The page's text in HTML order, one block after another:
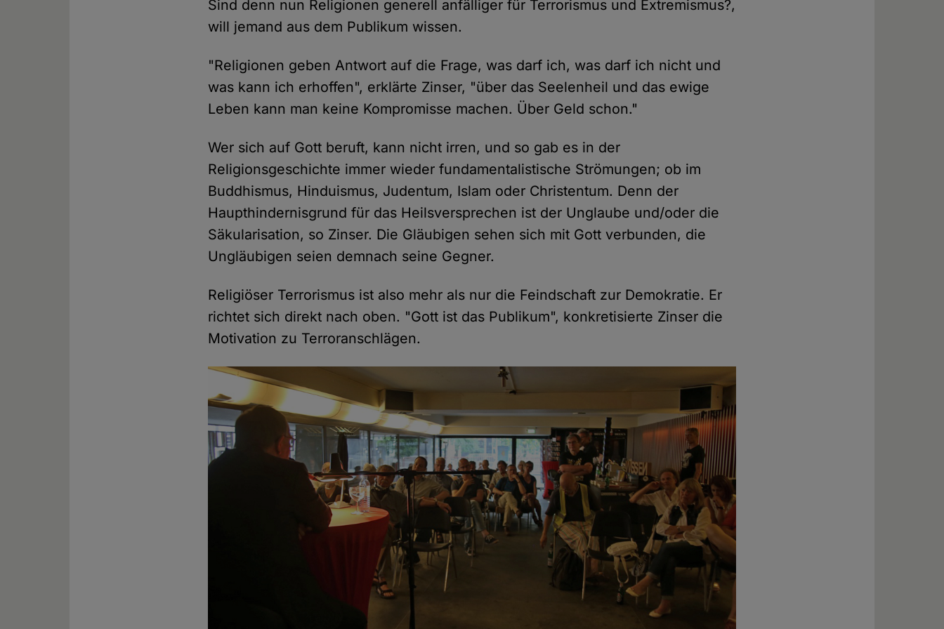
Sind denn nun Religionen generell anfälliger für Terrorismus und Extremismus?,
will jemand aus dem Publikum wissen.
"Religionen geben Antwort auf die Frage, was darf ich, was darf ich nicht und
was kann ich erhoffen", erklärte Zinser, "über das Seelenheil und das ewige
Leben kann man keine Kompromisse machen. Über Geld schon."
Wer sich auf Gott beruft, kann nicht irren, und so gab es in der
Religionsgeschichte immer wieder fundamentalistische Strömungen; ob im
Buddhismus, Hinduismus, Judentum, Islam oder Christentum. Denn der
Haupthindernisgrund für das Heilsversprechen ist der Unglaube und/oder die
Säkularisation, so Zinser. Die Gläubigen sehen sich mit Gott verbunden, die
Ungläubigen seien demnach seine Gegner.
Religiöser Terrorismus ist also mehr als nur die Feindschaft zur Demokratie. Er
richtet sich direkt nach oben. "Gott ist das Publikum", konkretisierte Zinser die
Motivation zu Terroranschlägen.